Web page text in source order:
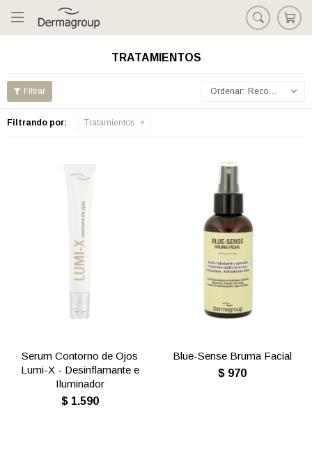

TRATAMIENTOS
Recomendados
Filtrando por: Tratamientos
Serum Contorno de Ojos
Lumi-X - Desinflamante e
Iluminador
$ 1.590
Blue-Sense Bruma Facial
$ 970